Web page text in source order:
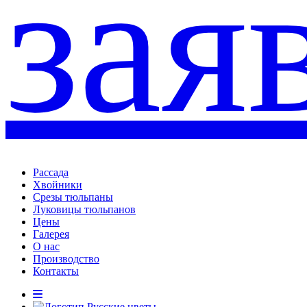
Рассада
Хвойники
Срезы тюльпаны
Луковицы тюльпанов
Цены
Галерея
О нас
Производство
Контакты